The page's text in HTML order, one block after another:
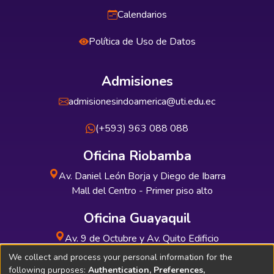
Calendarios
Política de Uso de Datos
Admisiones
admisionesindoamerica@uti.edu.ec
(+593) 963 088 088
Oficina Riobamba
Av. Daniel León Borja y Diego de Ibarra
Mall del Centro - Primer piso alto
Oficina Guayaquil
Av. 9 de Octubre y Av. Quito Edificio
INDUAUTO - Planta baja
We collect and process your personal information for the
following purposes: Authentication, Preferences,